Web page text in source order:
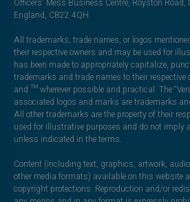
England, CB22 4QH.
All trademarks, trade names, or logos
their respective owners and may be used for
has been made to appropriately capitalize,
trademarks and trade names to their
and ™ wherever possible and practical. The
associated logos and marks are trademarks
All other trademarks are the property of their
used for illustrative purposes and do not imply
unless indicated in the terms.
Content (including text, graphics, artwork,
other media formats) available on this website
copyright protections. Reproduction and/or